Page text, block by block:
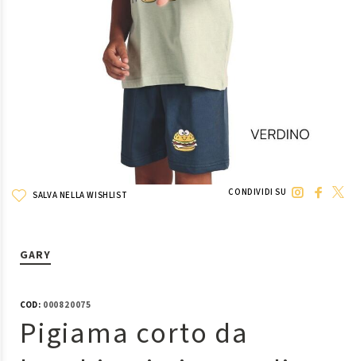
SALVA NELLA WISHLIST CONDIVIDI SU
GARY
COD:000820075
Pigiama corto da